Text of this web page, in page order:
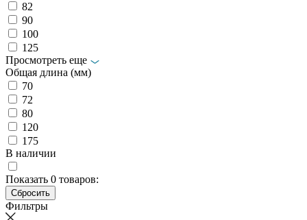
82
90
100
125
Просмотреть еще
Общая длина (мм)
70
72
80
120
175
В наличии
Показать 0 товаров:
Фильтры